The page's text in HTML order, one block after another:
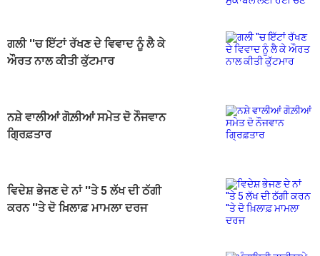
ਗਲੀ ''ਚ ਇੱਟਾਂ ਰੱਖਣ ਦੇ ਵਿਵਾਦ ਨੂੰ ਲੈ ਕੇ
ਔਰਤ ਨਾਲ ਕੀਤੀ ਕੁੱਟਮਾਰ
ਨਸ਼ੇ ਵਾਲੀਆਂ ਗੋਲ਼ੀਆਂ ਸਮੇਤ ਦੋ ਨੌਜਵਾਨ
ਗ੍ਰਿਫ਼ਤਾਰ
ਵਿਦੇਸ਼ ਭੇਜਣ ਦੇ ਨਾਂ ''ਤੇ 5 ਲੱਖ ਦੀ ਠੱਗੀ
ਕਰਨ ''ਤੇ ਦੋ ਖ਼ਿਲਾਫ਼ ਮਾਮਲਾ ਦਰਜ